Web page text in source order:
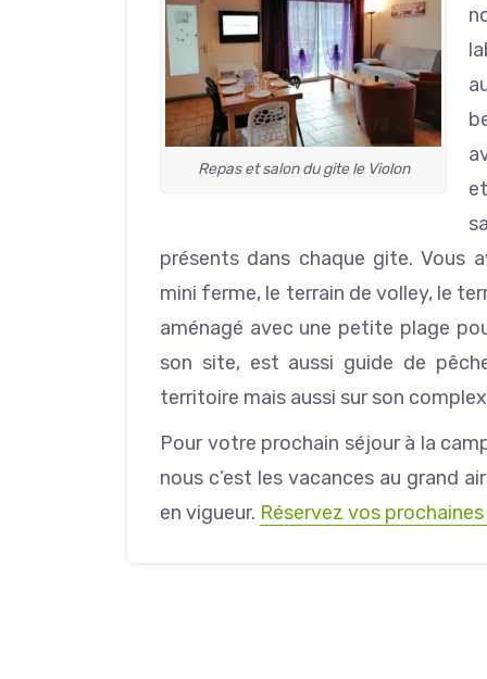
Repas et salon du gite le Violon
présents dans chaque gite. Vous
mini ferme, le terrain de volley, le
aménagé avec une petite plage
son site, est aussi guide de
territoire mais aussi sur son
Pour votre prochain séjour à la
nous c’est les vacances au grand
en vigueur. Réservez vos